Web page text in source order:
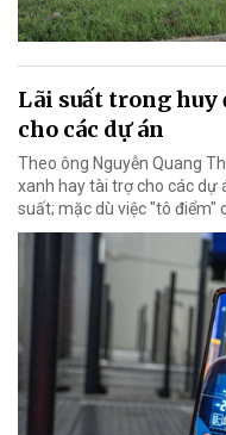
Lãi suất trong
cho các dự án
Theo ông Nguyễn Quang
xanh hay tài trợ cho các dự
suất; mặc dù việc "tô điểm"